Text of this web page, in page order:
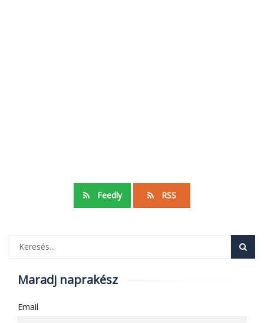
Feedly RSS
Maradj naprakész
Email